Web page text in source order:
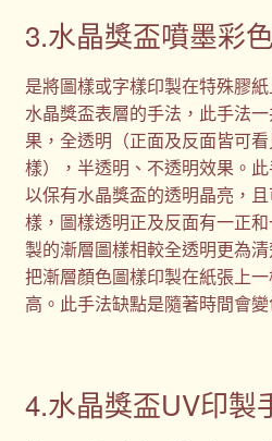
3.水晶獎盃噴墨彩
是將圖樣或字樣印製在特殊膠
水晶獎盃表層的手法，此手法
果，全透明（正面及反面皆可
樣），半透明、不透明效果。
以保有水晶獎盃的透明晶亮，
樣，圖樣透明正及反面有一正
製的漸層圖樣相較全透明更為
把漸層顏色圖樣印製在紙張上
高。此手法缺點是隨著時間會變
4.水晶獎盃UV印製